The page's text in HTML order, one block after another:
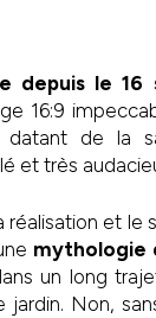
depuis le
16:9
datant de la
et très
réalisation et
mythologie
un long
Non,